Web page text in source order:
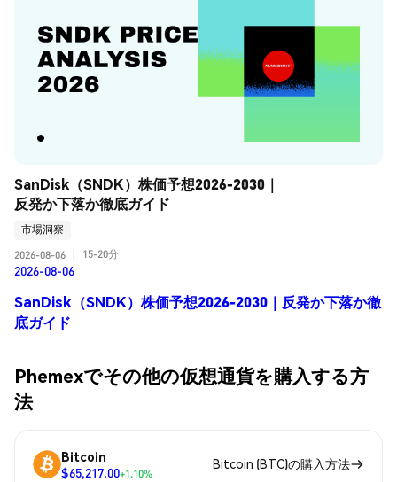
SanDisk（SNDK）株価予想2026-2030｜
反発か下落か徹底ガイド
市場洞察
2026-08-06
15-20分
2026-08-06
SanDisk（SNDK）株価予想2026-2030｜反発か下落か徹
底ガイド
Phemexでその他の仮想通貨を購入する方
法
Bitcoin
$65,217.00+1.10%
Bitcoin (BTC)の購入方法